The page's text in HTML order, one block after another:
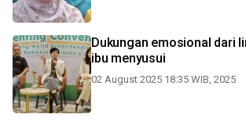
Dukungan emosional dari
ibu menyusui
02 August 2025 18:35 WIB, 2025